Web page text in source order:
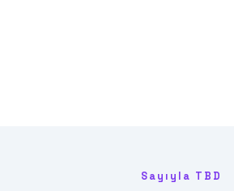
Sayıyla TBD